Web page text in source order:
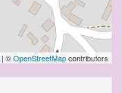
| ©OpenStreetMapcontributors